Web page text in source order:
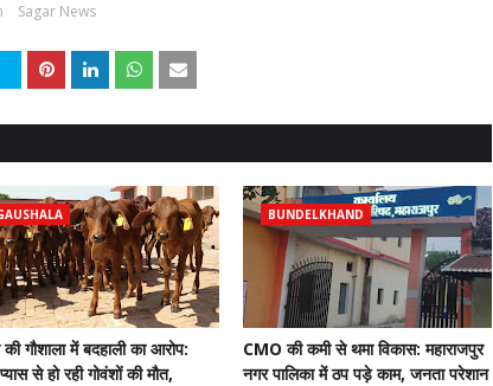
Sagar News
की गौशाला में बदहाली का आरोप:
से हो रही गोवंशों की मौत,
BUNDELKHAND
CMO की कमी से थमा विकास: महाराजपुर
नगर पालिका में ठप पड़े काम, जनता परेशान